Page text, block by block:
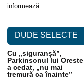
informează
DUDE SELECTE
Cu „siguranșă”,
Parkinsonul lui Oreste
a cedat, „nu mai
tremură ca înainte”